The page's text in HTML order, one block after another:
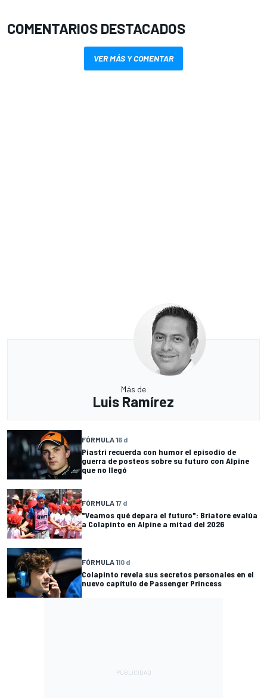
COMENTARIOS DESTACADOS
VER MÁS Y COMENTAR
Más de
Luis Ramírez
FÓRMULA 16 d
Piastri recuerda con humor el episodio de
guerra de posteos sobre su futuro con Alpine
que no llegó
FÓRMULA 17 d
"Veamos qué depara el futuro": Briatore evalúa
a Colapinto en Alpine a mitad del 2026
FÓRMULA 110 d
Colapinto revela sus secretos personales en el
nuevo capítulo de Passenger Princess